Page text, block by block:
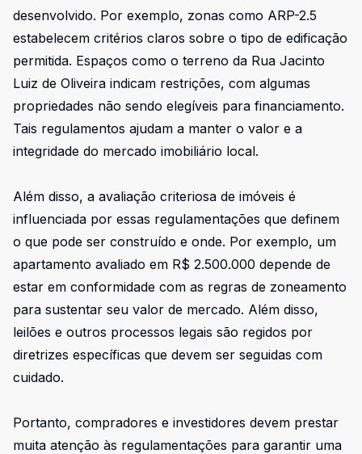
desenvolvido. Por exemplo, zonas como ARP-2.5
estabelecem critérios claros sobre o tipo de edificação
permitida. Espaços como o terreno da Rua Jacinto
Luiz de Oliveira indicam restrições, com algumas
propriedades não sendo elegíveis para financiamento.
Tais regulamentos ajudam a manter o valor e a
integridade do mercado imobiliário local.
Além disso, a avaliação criteriosa de imóveis é
influenciada por essas regulamentações que definem
o que pode ser construído e onde. Por exemplo, um
apartamento avaliado em R$ 2.500.000 depende de
estar em conformidade com as regras de zoneamento
para sustentar seu valor de mercado. Além disso,
leilões e outros processos legais são regidos por
diretrizes específicas que devem ser seguidas com
cuidado.
Portanto, compradores e investidores devem prestar
muita atenção às regulamentações para garantir uma